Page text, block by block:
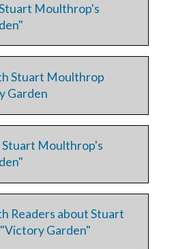
Moulthrop's
Stuart Moulthrop
Garden
Stuart Moulthrop's
Readers about Stuart
Garden"